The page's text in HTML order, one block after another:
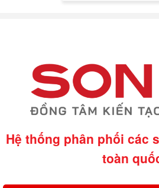
Hệ thống phân phối các
toàn